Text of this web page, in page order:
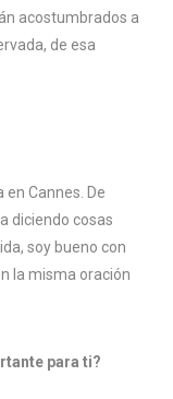
acostumbrados a
de esa
Cannes. De
diciendo cosas
soy bueno con
la misma oración
para ti?